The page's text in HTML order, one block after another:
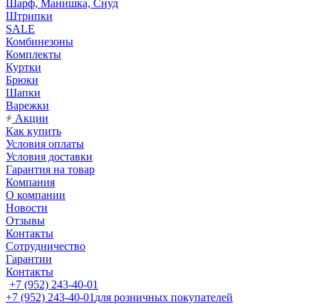
Шарф, Манишка, Снуд
Штрипки
SALE
Комбинезоны
Комплекты
Куртки
Брюки
Шапки
Варежки
Акции
Как купить
Условия оплаты
Условия доставки
Гарантия на товар
Компания
О компании
Новости
Отзывы
Контакты
Сотрудничество
Гарантии
Контакты
+7 (952) 243-40-01
+7 (952) 243-40-01 для розничных покупателей